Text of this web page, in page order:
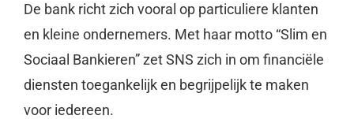
De bank richt zich vooral op particuliere klanten
en kleine ondernemers. Met haar motto “Slim en
Sociaal Bankieren” zet SNS zich in om financiële
diensten toegankelijk en begrijpelijk te maken
voor iedereen.